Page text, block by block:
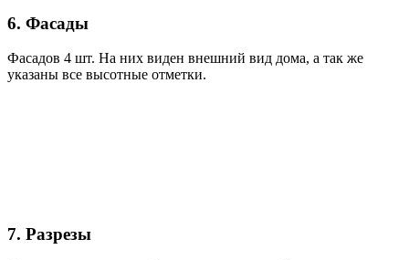
6. Фасады
Фасадов 4 шт. На них виден внешний вид дома, а так же
указаны все высотные отметки.
7. Разрезы